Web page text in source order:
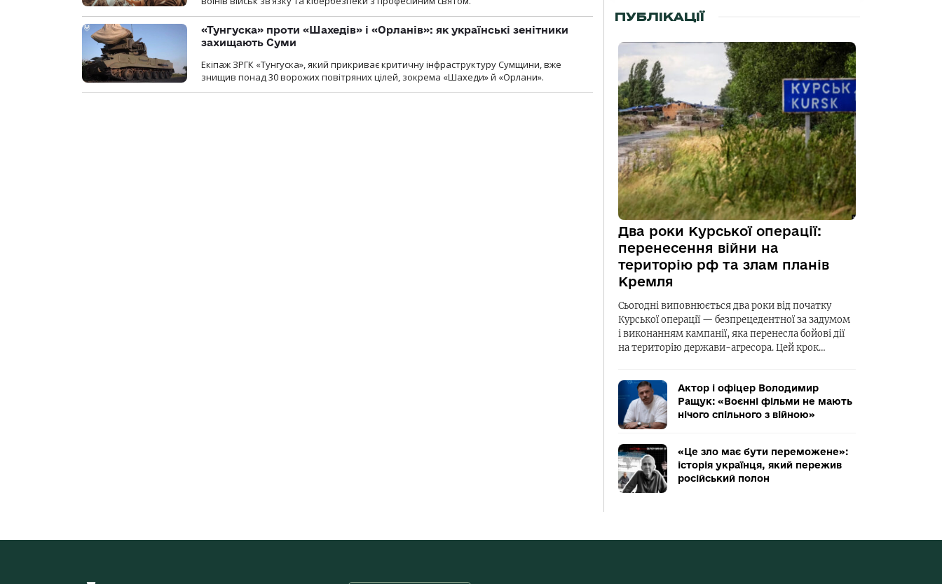
«Тунгуска» проти «Шахедів» і «Орланів»: як українські зенітники
захищають Суми
Екіпаж ЗРГК «Тунгуска», який прикриває критичну інфраструктуру Сумщини, вже
знищив понад 30 ворожих повітряних цілей, зокрема «Шахеди» й «Орлани».
ПУБЛІКАЦІЇ
Два роки Курської операції:
перенесення війни на
територію рф та злам планів
Кремля
Сьогодні виповнюється два роки від початку
Курської операції — безпрецедентної за задумом
і виконанням кампанії, яка перенесла бойові дії
на територію держави-агресора. Цей крок…
Актор і офіцер Володимир
Ращук: «Воєнні фільми не мають
нічого спільного з війною»
«Це зло має бути переможене»:
історія українця, який пережив
російський полон